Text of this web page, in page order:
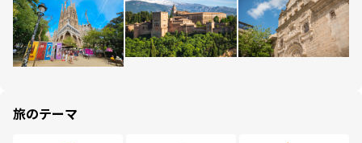
旅のテーマ